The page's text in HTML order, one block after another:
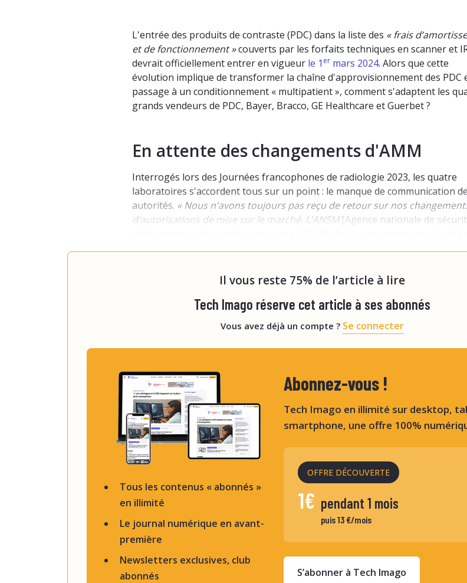
L'entrée des produits de contraste (PDC) dans la liste des « frais
et de fonctionnement »couverts par les forfaits techniques en scanner et
devrait officiellement entrer en vigueur le 1 ermars 2024. Alors que cette
évolution implique de transformer la chaîne d'approvisionnement des PDC
passage à un conditionnement « multipatient », comment s'adaptent les
grands vendeurs de PDC, Bayer, Bracco, GE Healthcare et Guerbet ?
En attente des changements d'AMM
Interrogés lors des Journées francophones de radiologie 2023, les quatre
laboratoires s'accordent tous sur un point : le manque de communication
autorités. « Nous n'avons toujours pas reçu de retour sur nos
d'autorisations de mise sur le marché. L'ANSM [Agence nationale de
Il vous reste 75% de l’article à lire
Tech Imago réserve cet article à ses abonnés
Vous avez déjà un compte ? Se connecter
Tous les contenus « abonnés »
en illimité
Le journal numérique en avant-
première
Newsletters exclusives, club
abonnés
Abonnez-vous !
Tech Imago en illimité sur desktop,
smartphone, une offre 100%
OFFRE DÉCOUVERTE
1€ pendant 1 mois
puis 13 €/mois
S’abonner à Tech Imago